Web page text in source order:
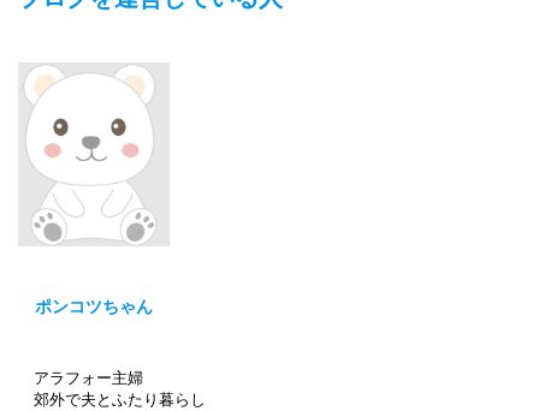
ポンコツちゃん
アラフォー主婦
郊外で夫とふたり暮らし